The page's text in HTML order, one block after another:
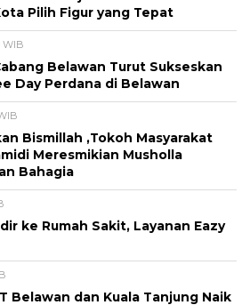
Pilih Figur yang Tepat
WIB
Belawan Turut Sukseskan
Day Perdana di Belawan
Bismillah ,Tokoh Masyarakat
Meresmikian Musholla
Bahagia
ke Rumah Sakit, Layanan Eazy
Belawan dan Kuala Tanjung Naik